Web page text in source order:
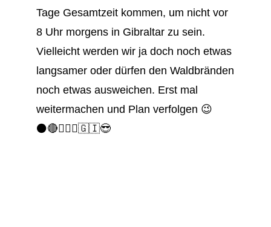
Tage Gesamtzeit kommen, um nicht vor
8 Uhr morgens in Gibraltar zu sein.
Vielleicht werden wir ja doch noch etwas
langsamer oder dürfen den Waldbränden
noch etwas ausweichen. Erst mal
weitermachen und Plan verfolgen 😉
⚫️🔴🚴🏻‍♂️🇬🇮😎